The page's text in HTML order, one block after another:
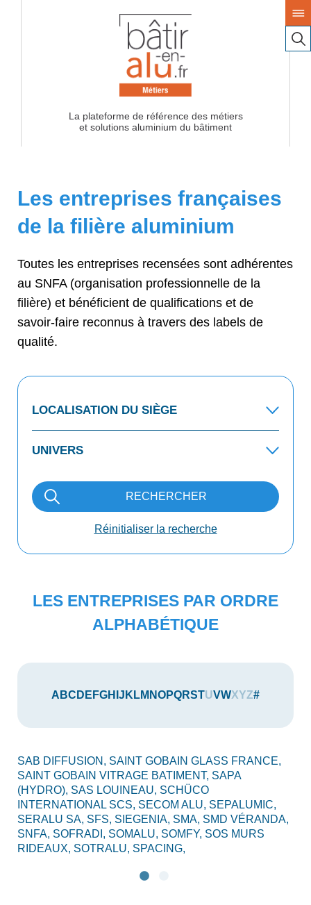
La plateforme de référence des métiers
Les entreprises françaises
de la filière aluminium
Toutes les entreprises recensées sont adhérentes
au SNFA (organisation professionnelle de la
filière) et bénéficient de qualifications et de
savoir-faire reconnus à travers des labels de
qualité.
RECHERCHER
Réinitialiser la recherche
LES ENTREPRISES PAR ORDRE
ALPHABÉTIQUE
A BC D E FGH J KLM NOPQRSTUVWXYZ#
SAB DIFFUSION, SAINT GOBAIN GLASS FRANCE,
SAINT GOBAIN VITRAGE BATIMENT, SAPA
(HYDRO), SAS LOUINEAU, SCHÜCO
INTERNATIONAL SCS, SECOM ALU, SEPALUMIC,
SERALU SA, SFS, SIEGENIA, SMA, SMD VÉRANDA,
SNFA, SOFRADI, SOMALU, SOMFY, SOS MURS
RIDEAUX, SOTRALU, SPACING,